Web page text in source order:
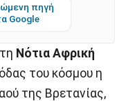
πηγή
Google
Νότια Αφρική
του κόσμου η
της Βρετανίας,